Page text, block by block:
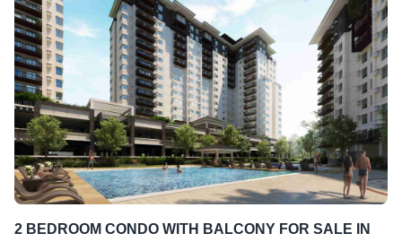
2 BEDROOM CONDO WITH BALCONY FOR SALE IN